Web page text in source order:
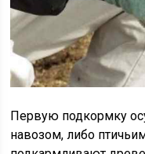
Первую подкормку
навозом, либо